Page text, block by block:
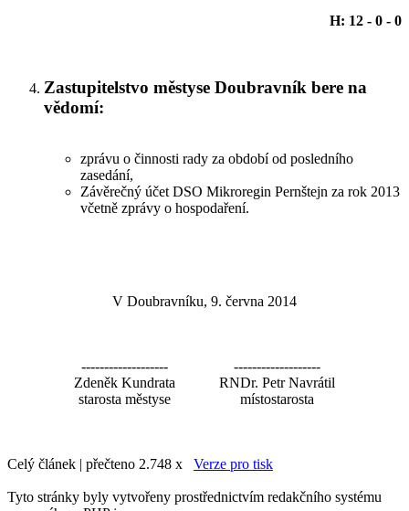
H: 12 - 0 - 0
Zastupitelstvo městyse Doubravník bere na
vědomí:
zprávu o činnosti rady za období od posledního
zasedání,
Závěrečný účet DSO Mikroregin Pernštejn za rok 2013
včetně zprávy o hospodaření.
V Doubravníku, 9. června 2014
-------------------
Zdeněk Kundrata
starosta městyse
-------------------
RNDr. Petr Navrátil
místostarosta
Celý článek | přečteno 2.748 x Verze pro tisk
Tyto stránky byly vytvořeny prostřednictvím redakčního systému